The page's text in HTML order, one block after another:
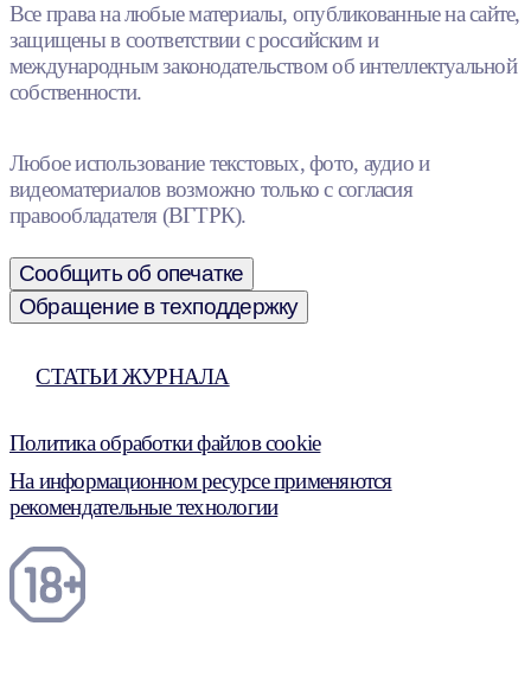
Все права на любые материалы, опубликованные на сайте,
защищены в соответствии с российским и
международным законодательством об интеллектуальной
собственности.
Любое использование текстовых, фото, аудио и
видеоматериалов возможно только с согласия
правообладателя (ВГТРК).
Сообщить об опечатке
Обращение в техподдержку
СТАТЬИ ЖУРНАЛА
Политика обработки файлов cookie
На информационном ресурсе применяются
рекомендательные технологии